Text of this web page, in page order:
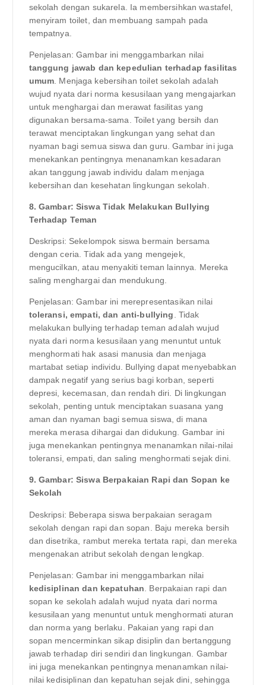
sekolah dengan sukarela. Ia membersihkan wastafel,
menyiram toilet, dan membuang sampah pada
tempatnya.
Penjelasan: Gambar ini menggambarkan nilai
tanggung jawab dan kepedulian terhadap fasilitas
umum . Menjaga kebersihan toilet sekolah adalah
wujud nyata dari norma kesusilaan yang mengajarkan
untuk menghargai dan merawat fasilitas yang
digunakan bersama-sama. Toilet yang bersih dan
terawat menciptakan lingkungan yang sehat dan
nyaman bagi semua siswa dan guru. Gambar ini juga
menekankan pentingnya menanamkan kesadaran
akan tanggung jawab individu dalam menjaga
kebersihan dan kesehatan lingkungan sekolah.
8. Gambar: Siswa Tidak Melakukan Bullying
Terhadap Teman
Deskripsi: Sekelompok siswa bermain bersama
dengan ceria. Tidak ada yang mengejek,
mengucilkan, atau menyakiti teman lainnya. Mereka
saling menghargai dan mendukung.
Penjelasan: Gambar ini merepresentasikan nilai
toleransi, empati, dan anti-bullying. Tidak
melakukan bullying terhadap teman adalah wujud
nyata dari norma kesusilaan yang menuntut untuk
menghormati hak asasi manusia dan menjaga
martabat setiap individu. Bullying dapat menyebabkan
dampak negatif yang serius bagi korban, seperti
depresi, kecemasan, dan rendah diri. Di lingkungan
sekolah, penting untuk menciptakan suasana yang
aman dan nyaman bagi semua siswa, di mana
mereka merasa dihargai dan didukung. Gambar ini
juga menekankan pentingnya menanamkan nilai-nilai
toleransi, empati, dan saling menghormati sejak dini.
9. Gambar: Siswa Berpakaian Rapi dan Sopan ke
Sekolah
Deskripsi: Beberapa siswa berpakaian seragam
sekolah dengan rapi dan sopan. Baju mereka bersih
dan disetrika, rambut mereka tertata rapi, dan mereka
mengenakan atribut sekolah dengan lengkap.
Penjelasan: Gambar ini menggambarkan nilai
kedisiplinan dan kepatuhan . Berpakaian rapi dan
sopan ke sekolah adalah wujud nyata dari norma
kesusilaan yang menuntut untuk menghormati aturan
dan norma yang berlaku. Pakaian yang rapi dan
sopan mencerminkan sikap disiplin dan bertanggung
jawab terhadap diri sendiri dan lingkungan. Gambar
ini juga menekankan pentingnya menanamkan nilai-
nilai kedisiplinan dan kepatuhan sejak dini, sehingga